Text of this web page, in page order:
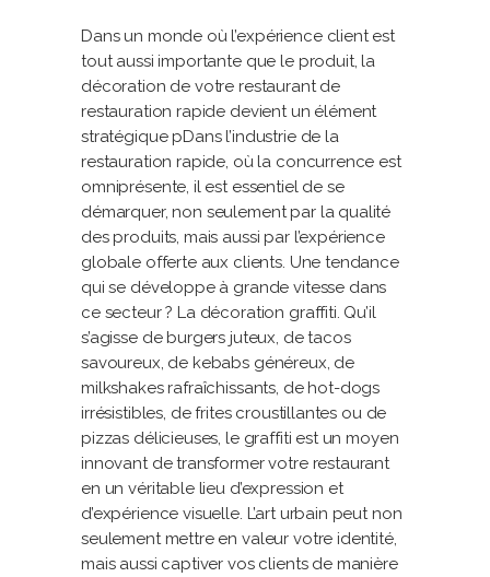
Dans un monde où l’expérience client est
tout aussi importante que le produit, la
décoration de votre restaurant de
restauration rapide devient un élément
stratégique pDans l’industrie de la
restauration rapide, où la concurrence est
omniprésente, il est essentiel de se
démarquer, non seulement par la qualité
des produits, mais aussi par l’expérience
globale offerte aux clients. Une tendance
qui se développe à grande vitesse dans
ce secteur ? La décoration graffiti. Qu’il
s’agisse de burgers juteux, de tacos
savoureux, de kebabs généreux, de
milkshakes rafraîchissants, de hot-dogs
irrésistibles, de frites croustillantes ou de
pizzas délicieuses, le graffiti est un moyen
innovant de transformer votre restaurant
en un véritable lieu d’expression et
d’expérience visuelle. L’art urbain peut non
seulement mettre en valeur votre identité,
mais aussi captiver vos clients de manière